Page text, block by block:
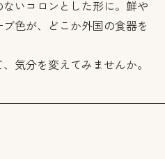
いコロンとした形に。鮮や
色が、どこか外国の食器を
気分を変えてみませんか。